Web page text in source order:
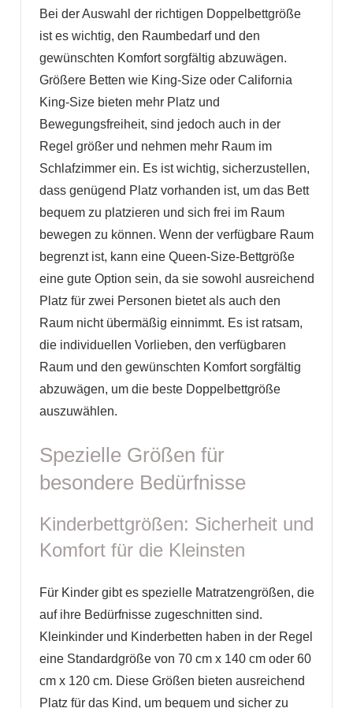
Bei der Auswahl der richtigen Doppelbettgröße
ist es wichtig, den Raumbedarf und den
gewünschten Komfort sorgfältig abzuwägen.
Größere Betten wie King-Size oder California
King-Size bieten mehr Platz und
Bewegungsfreiheit, sind jedoch auch in der
Regel größer und nehmen mehr Raum im
Schlafzimmer ein. Es ist wichtig, sicherzustellen,
dass genügend Platz vorhanden ist, um das Bett
bequem zu platzieren und sich frei im Raum
bewegen zu können. Wenn der verfügbare Raum
begrenzt ist, kann eine Queen-Size-Bettgröße
eine gute Option sein, da sie sowohl ausreichend
Platz für zwei Personen bietet als auch den
Raum nicht übermäßig einnimmt. Es ist ratsam,
die individuellen Vorlieben, den verfügbaren
Raum und den gewünschten Komfort sorgfältig
abzuwägen, um die beste Doppelbettgröße
auszuwählen.
Spezielle Größen für
besondere Bedürfnisse
Kinderbettgrößen: Sicherheit und
Komfort für die Kleinsten
Für Kinder gibt es spezielle Matratzengrößen, die
auf ihre Bedürfnisse zugeschnitten sind.
Kleinkinder und Kinderbetten haben in der Regel
eine Standardgröße von 70 cm x 140 cm oder 60
cm x 120 cm. Diese Größen bieten ausreichend
Platz für das Kind, um bequem und sicher zu